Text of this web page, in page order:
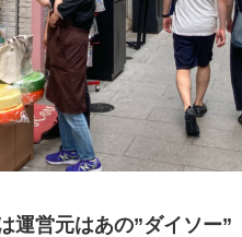
運営元はあの”ダイソー”